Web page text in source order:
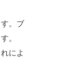
。ブ
。
によ